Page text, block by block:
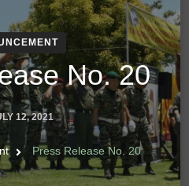
No. 20
12, 2021
Press Release No. 20